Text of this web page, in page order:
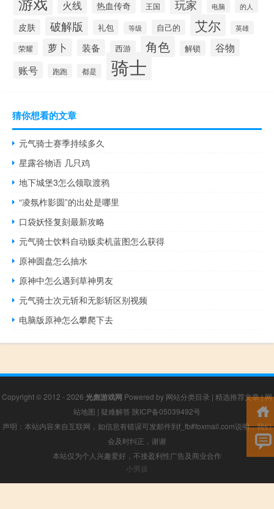
火线 热血传奇 王国 玩家 电脑 的人
皮肤 破解版 礼包 等级 自己的 艾尔 英雄
荣耀 萝卜 装备 西游 角色 解锁 谷物
账号 跑跑 都是 骑士
猜你想看的文章
元气骑士赛季持续多久
星露谷物语 几只鸡
地下城堡3怎么领取渡鸦
“凌氛柞影圆”的出处是哪里
口袋妖怪复刻最新攻略
元气骑士饮料自动贩卖机蓝图怎么获得
原神圆盘怎么抽水
原神中怎么遇到草神男友
元气骑士次元斩和无影斩区别视频
电脑版原神怎么攀爬下去
Copyright © 2012 - 2026 光彪游戏网 Powered by 网站分类目录 | 精选推荐文章|网
站地图 | 疑难解答 陕ICP备05039492号
声明：本站内容来自互联网，如信息有错误可发邮件到f_fb#foxmail.com说明，我们
会及时纠正，谢谢
本站仅为个人兴趣爱好，不接盈利性广告及商业合作
小男孩